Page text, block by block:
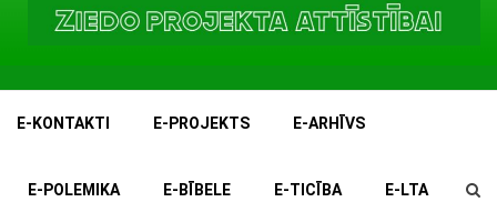
E-KONTAKTI E-PROJEKTS E-ARHĪVS
E-POLEMIKA E-BĪBELE E-TICĪBA E-LTA